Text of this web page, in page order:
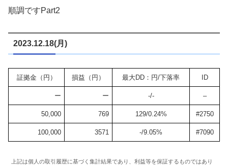
順調ですPart2
2023.12.18(月)
証拠金（円） 損益（円） 最大DD：円/下落率 ID
ー ー -/- –
50,000 769 129/0.24% #2750
100,000 3571 -/9.05% #7090
上記は個人の取引履歴に基づく集計結果であり、利益等を保証するものではあり